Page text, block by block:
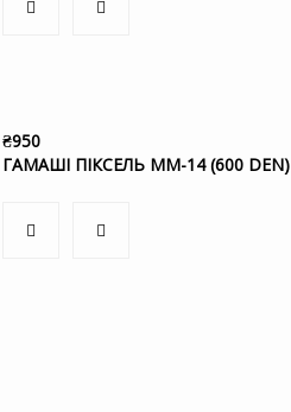
₴950
ГАМАШІ ПІКСЕЛЬ ММ-14 (600 DEN)